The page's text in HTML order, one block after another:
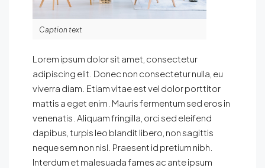
Caption text
Lorem ipsum dolor sit amet, consectetur
adipiscing elit. Donec non consectetur nulla, eu
viverra diam. Etiam vitae est vel dolor porttitor
mattis a eget enim. Mauris fermentum sed eros in
venenatis. Aliquam fringilla, orci sed eleifend
dapibus, turpis leo blandit libero, non sagittis
neque sem non nisl. Praesent id pretium nibh.
Interdum et malesuada fames ac ante ipsum